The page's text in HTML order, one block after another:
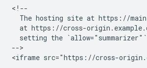
<!--
The hosting site at https://
at https://cross-
setting the
-->